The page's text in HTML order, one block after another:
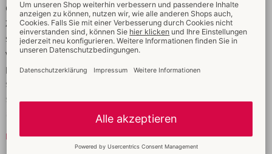
Oberschenkelriemen und abnehmbaren Handfesseln.
Zeigefreudiger Style aus weichen elastischen Riemen und
soliden silberfarbenen Metallringen. Alles ist fest miteinander
verbunden. Die Schenkelriemen sind für perfekten Sitz
passend verstellbar. Die Handfesseln sind mit Karabinerketten
schnell am Hüftharness angebracht. Mit den Klettverschlüssen
sind die soften Fesselmanschetten schnell angelegt und
100% Polyamid, Metall.
Mehr lesen